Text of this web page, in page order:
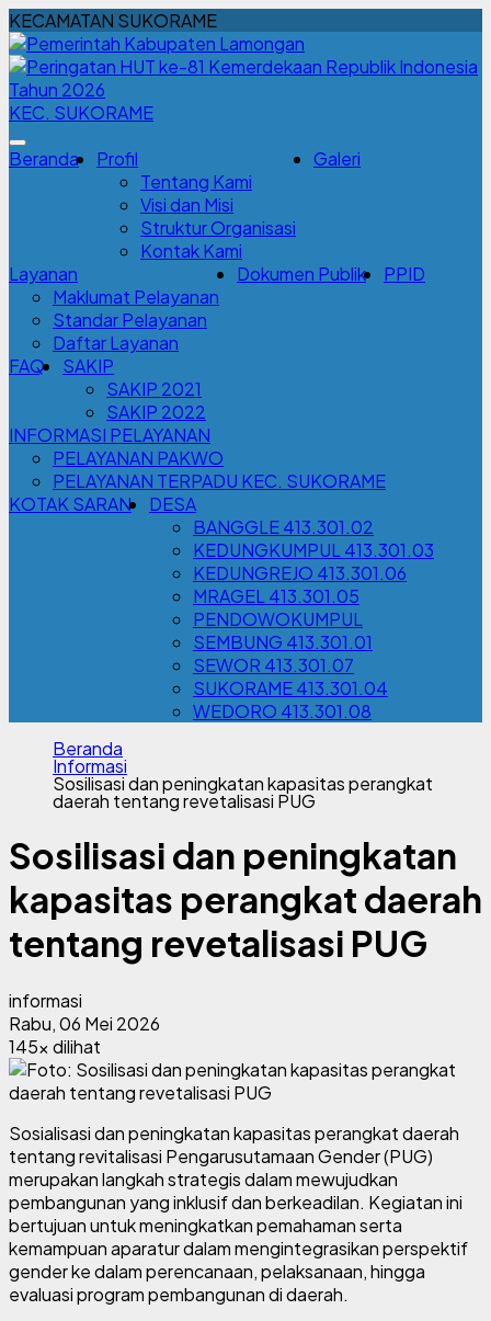
KECAMATAN SUKORAME
KEC. SUKORAME
Beranda
Profil
Tentang Kami
Visi dan Misi
Struktur Organisasi
Kontak Kami
Galeri
Layanan
Maklumat Pelayanan
Standar Pelayanan
Daftar Layanan
Dokumen Publik PPID
FAQ
SAKIP
SAKIP 2021
SAKIP 2022
INFORMASI PELAYANAN
PELAYANAN PAKWO
PELAYANAN TERPADU KEC. SUKORAME
KOTAK SARAN
DESA
BANGGLE 413.301.02
KEDUNGKUMPUL 413.301.03
KEDUNGREJO 413.301.06
MRAGEL 413.301.05
PENDOWOKUMPUL
SEMBUNG 413.301.01
SEWOR 413.301.07
SUKORAME 413.301.04
WEDORO 413.301.08
Beranda
Informasi
Sosilisasi dan peningkatan kapasitas perangkat
daerah tentang revetalisasi PUG
Sosilisasi dan peningkatan
kapasitas perangkat daerah
tentang revetalisasi PUG
informasi
Rabu, 06 Mei 2026
145x dilihat
Sosialisasi dan peningkatan kapasitas perangkat daerah
tentang revitalisasi Pengarusutamaan Gender (PUG)
merupakan langkah strategis dalam mewujudkan
pembangunan yang inklusif dan berkeadilan. Kegiatan ini
bertujuan untuk meningkatkan pemahaman serta
kemampuan aparatur dalam mengintegrasikan perspektif
gender ke dalam perencanaan, pelaksanaan, hingga
evaluasi program pembangunan di daerah.